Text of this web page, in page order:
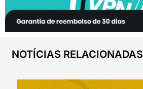
NOTÍCIAS RELACIONADAS